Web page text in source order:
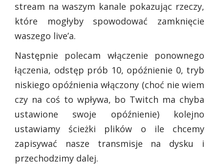
stream na waszym kanale pokazując rzeczy,
które mogłyby spowodować zamknięcie
waszego live’a.
Następnie polecam włączenie ponownego
łączenia, odstęp prób 10, opóźnienie 0, tryb
niskiego opóźnienia włączony (choć nie wiem
czy na coś to wpływa, bo Twitch ma chyba
ustawione swoje opóźnienie) kolejno
ustawiamy ścieżki plików o ile chcemy
zapisywać nasze transmisje na dysku i
przechodzimy dalej.